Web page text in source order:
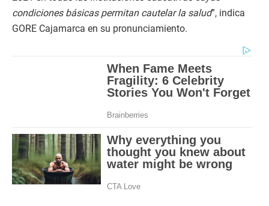
condiciones básicas permitan cautelar la salud”, indica
GORE Cajamarca en su pronunciamiento.